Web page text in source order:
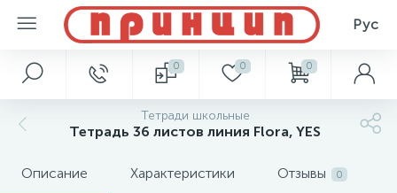
Рус
0 0 0
Тетради школьные
Тетрадь 36 листов линия Flora, YES
Описание Характеристики Отзывы 0